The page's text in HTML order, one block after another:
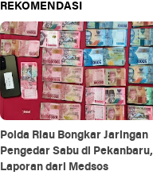
REKOMENDASI
Polda Riau Bongkar Jaringan
Pengedar Sabu di Pekanbaru,
Laporan dari Medsos